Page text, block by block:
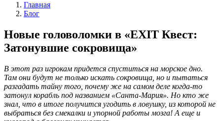
Главная
Блог
Новые головоломки в «EXIT Квест:
Затонувшие сокровища»
В этот раз игрокам придется спуститься на морское дно.
Там они будут не только искать сокровища, но и пытаться
разгадать тайну того, почему же на самом деле когда-то
затонул корабль под названием «Санта-Мария». Но кто же
знал, что в итоге получится угодить в ловушку, из которой не
выбраться без смекалки и упорной работы мозга! А еще и